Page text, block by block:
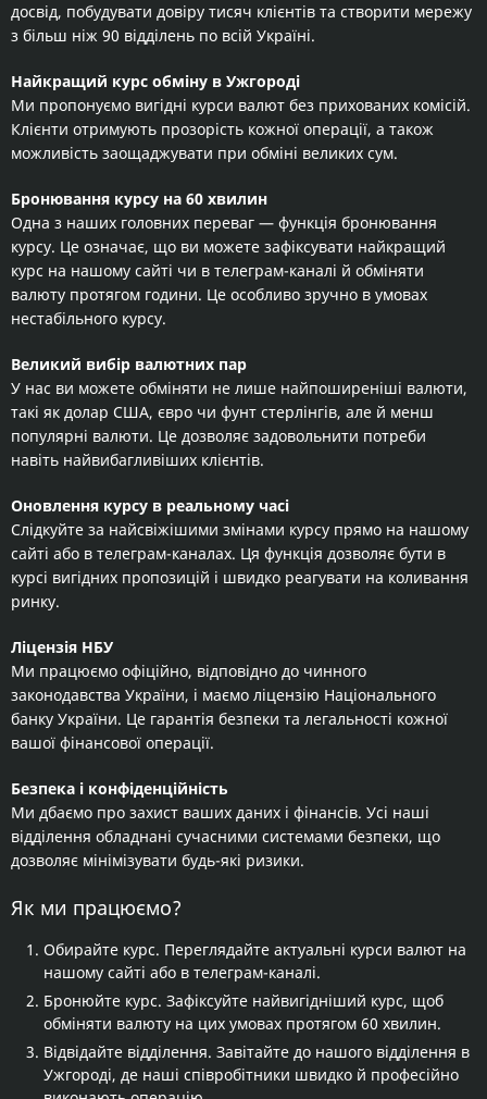
досвід, побудувати довіру тисяч клієнтів та створити мережу
з більш ніж 90 відділень по всій Україні.
Найкращий курс обміну в Ужгороді
Ми пропонуємо вигідні курси валют без прихованих комісій.
Клієнти отримують прозорість кожної операції, а також
можливість заощаджувати при обміні великих сум.
Бронювання курсу на 60 хвилин
Одна з наших головних переваг — функція бронювання
курсу. Це означає, що ви можете зафіксувати найкращий
курс на нашому сайті чи в телеграм-каналі й обміняти
валюту протягом години. Це особливо зручно в умовах
нестабільного курсу.
Великий вибір валютних пар
У нас ви можете обміняти не лише найпоширеніші валюти,
такі як долар США, євро чи фунт стерлінгів, але й менш
популярні валюти. Це дозволяє задовольнити потреби
навіть найвибагливіших клієнтів.
Оновлення курсу в реальному часі
Слідкуйте за найсвіжішими змінами курсу прямо на нашому
сайті або в телеграм-каналах. Ця функція дозволяє бути в
курсі вигідних пропозицій і швидко реагувати на коливання
ринку.
Ліцензія НБУ
Ми працюємо офіційно, відповідно до чинного
законодавства України, і маємо ліцензію Національного
банку України. Це гарантія безпеки та легальності кожної
вашої фінансової операції.
Безпека і конфіденційність
Ми дбаємо про захист ваших даних і фінансів. Усі наші
відділення обладнані сучасними системами безпеки, що
дозволяє мінімізувати будь-які ризики.
Як ми працюємо?
Обирайте курс. Переглядайте актуальні курси валют на
нашому сайті або в телеграм-каналі.
Бронюйте курс. Зафіксуйте найвигідніший курс, щоб
обміняти валюту на цих умовах протягом 60 хвилин.
Відвідайте відділення. Завітайте до нашого відділення в
Ужгороді, де наші співробітники швидко й професійно